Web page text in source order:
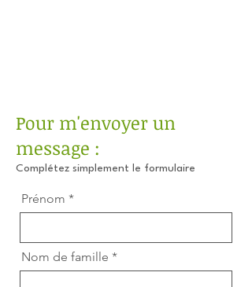
Pour m'envoyer un
message :
Complétez simplement le formulaire
Prénom
Nom de famille